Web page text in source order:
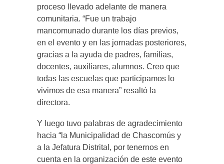
proceso llevado adelante de manera
comunitaria. “Fue un trabajo
mancomunado durante los días previos,
en el evento y en las jornadas posteriores,
gracias a la ayuda de padres, familias,
docentes, auxiliares, alumnos. Creo que
todas las escuelas que participamos lo
vivimos de esa manera” resaltó la
directora.
Y luego tuvo palabras de agradecimiento
hacia “la Municipalidad de Chascomús y
a la Jefatura Distrital, por tenernos en
cuenta en la organización de este evento